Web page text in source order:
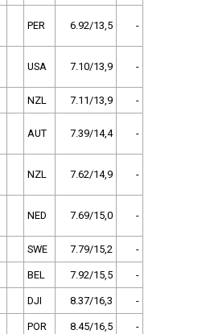
PER 6.92/13,5 -
USA 7.10/13,9 -
NZL 7.11/13,9 -
AUT 7.39/14,4 -
NZL 7.62/14,9 -
NED 7.69/15,0 -
SWE 7.79/15,2 -
BEL 7.92/15,5 -
DJI 8.37/16,3 -
POR 8.45/16,5 -